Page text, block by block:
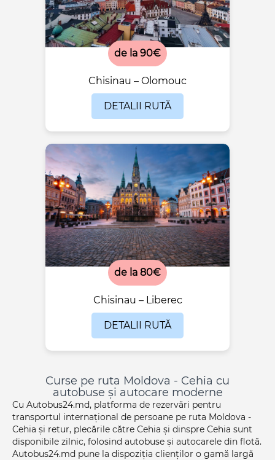
de la 90€
Chisinau – Olomouc
DETALII RUTĂ
de la 80€
Chisinau – Liberec
DETALII RUTĂ
Curse pe ruta Moldova - Cehia cu
autobuse și autocare moderne
Cu Autobus24.md, platforma de rezervări pentru
transportul internațional de persoane pe ruta Moldova -
Cehia și retur, plecările către Cehia și dinspre Cehia sunt
disponibile zilnic, folosind autobuse și autocarele din flotă.
Autobus24.md pune la dispoziția clienților o gamă largă